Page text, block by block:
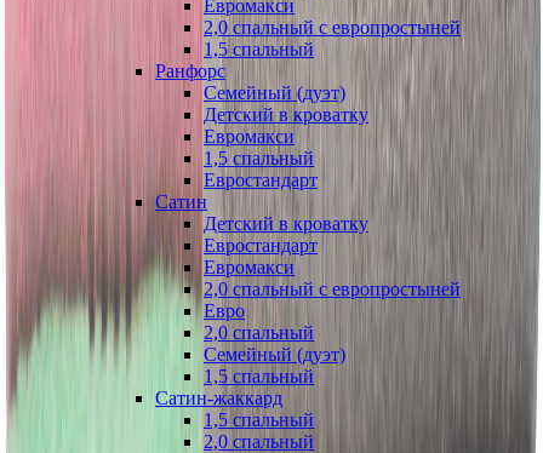
Евромакси
2,0 спальный с европростыней
1,5 спальный
Ранфорс
Семейный (дуэт)
Детский в кроватку
Евромакси
1,5 спальный
Евростандарт
Сатин
Детский в кроватку
Евростандарт
Евромакси
2,0 спальный с европростыней
Евро
2,0 спальный
Семейный (дуэт)
1,5 спальный
Сатин-жаккард
1,5 спальный
2,0 спальный